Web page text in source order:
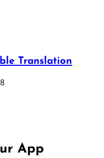
Translation
App